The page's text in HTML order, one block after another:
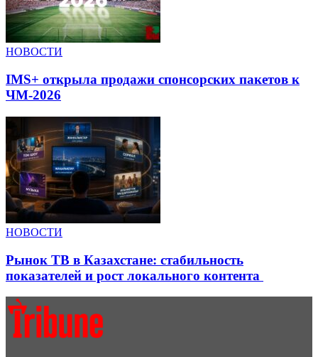
НОВОСТИ
IMS+ открыла продажи спонсорских пакетов к
ЧМ-2026
НОВОСТИ
Рынок ТВ в Казахстане: стабильность
показателей и рост локального контента